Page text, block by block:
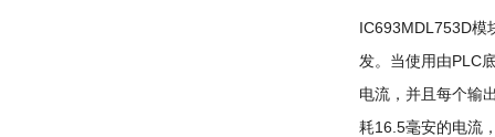
IC693MDL753D模
发。当使用由PLC
电流，并且每个输
耗16.5毫安的电流